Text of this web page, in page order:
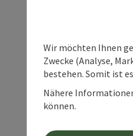
Wir möchten Ihnen
Zwecke (Analyse,
bestehen. Somit ist
Nähere
können.